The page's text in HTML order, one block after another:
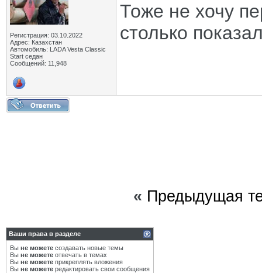
Регистрация: 03.10.2022
Адрес: Казахстан
Автомобиль: LADA Vesta Classic
Start седан
Сообщений: 11,948
Тоже не хочу
столько
« Предыдущая
Ваши права в разделе
Вы не можете создавать новые темы
Вы не можете отвечать в темах
Вы не можете прикреплять вложения
Вы не можете редактировать свои сообщения